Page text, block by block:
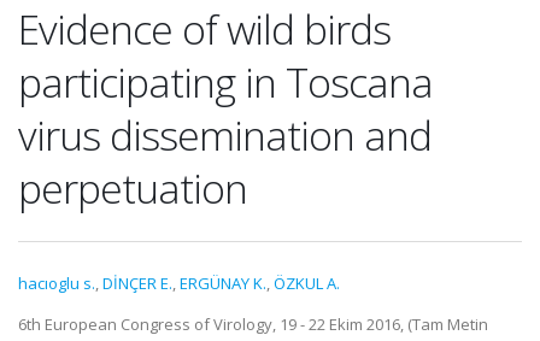
Evidence of wild birds
participating in Toscana
virus dissemination and
perpetuation
hacıoglu s.,DİNÇER E.,ERGÜNAY K.,ÖZKUL A.
6th European Congress of Virology, 19 - 22 Ekim 2016, (Tam Metin